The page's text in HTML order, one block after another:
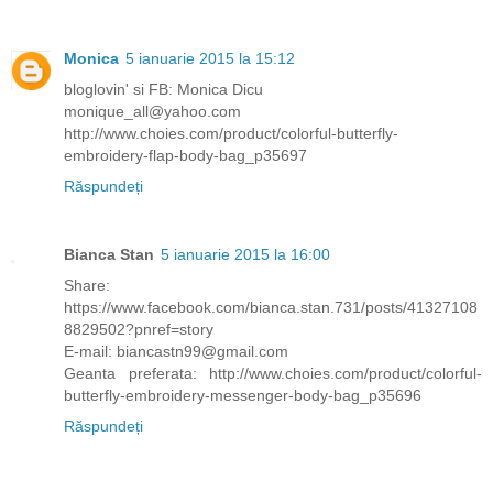
Monica 5 ianuarie 2015 la 15:12
bloglovin' si FB: Monica Dicu
monique_all@yahoo.com
http://www.choies.com/product/colorful-butterfly-
embroidery-flap-body-bag_p35697
Răspundeți
Bianca Stan 5 ianuarie 2015 la 16:00
Share:
https://www.facebook.com/bianca.stan.731/posts/41327108
8829502?pnref=story
E-mail: biancastn99@gmail.com
Geanta preferata: http://www.choies.com/product/colorful-
butterfly-embroidery-messenger-body-bag_p35696
Răspundeți